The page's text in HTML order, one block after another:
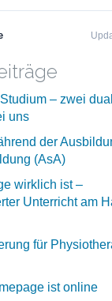
– zwei
uns
der
(AsA)
wirklich ist –
Unterricht am
für
ist online